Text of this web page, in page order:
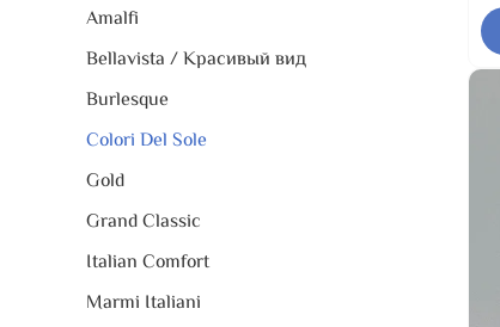
Amalfi
Bellavista / Красивый вид
Burlesque
Colori Del Sole
Gold
Grand Classic
Italian Comfort
Marmi Italiani